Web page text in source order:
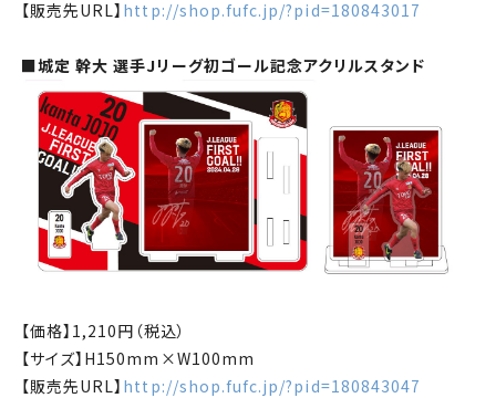
【販売先URL】 http://shop.fufc.jp/?pid=180843017
■城定 幹大 選手Jリーグ初ゴール記念アクリルスタンド
【価格】 1,210円（税込）
【サイズ】 H150mm×W100mm
【販売先URL】 http://shop.fufc.jp/?pid=180843047